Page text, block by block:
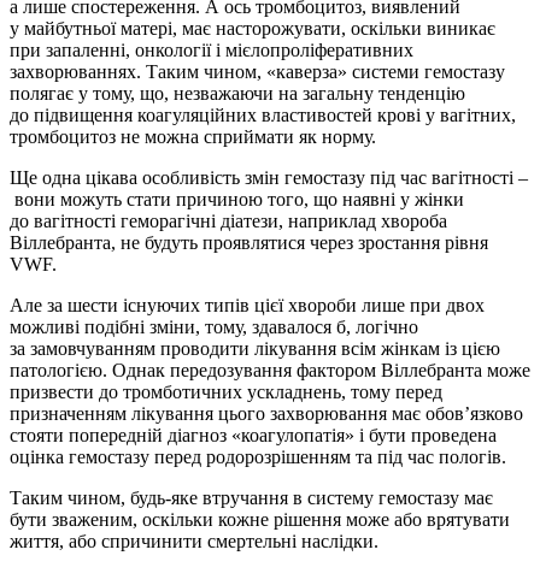
а лише спостереження. А ось тромбоцитоз, виявлений
у майбутньої матері, має насторожувати, оскільки виникає
при запаленні, онко­логії і мієлопроліферативних
захворюваннях. Таким чином, «каверза» системи гемостазу
полягає у тому, що, незважаючи на загальну тенденцію
до підвищення коагуляційних властивостей крові у вагітних,
тромбоцитоз не можна сприймати як норму.
Ще одна цікава особливість змін гемостазу під час вагітності –
вони можуть стати причиною того, що наявні у жінки
до вагітності геморагічні діатези, наприклад хвороба
Віллебранта, не будуть проявлятися через зростання рівня
VWF.
Але за шести існуючих типів цієї хвороби лише при двох
можливі подібні зміни, тому, здавалося б, логічно
за замовчуванням проводити лікування всім жінкам із цією
патологією. Однак передозування фактором Віл­лебранта може
призвести до тромботичних ускладнень, тому перед
призначенням лікування цього захворювання має обов’язково
стояти попередній діагноз «коагулопатія» і бути проведена
оцінка гемостазу перед родорозрішенням та під час пологів.
Таким чином, будь-яке втручання в систему гемо­стазу має
бути зваженим, оскільки кожне рішення може або врятувати
життя, або спричинити смертельні наслідки.